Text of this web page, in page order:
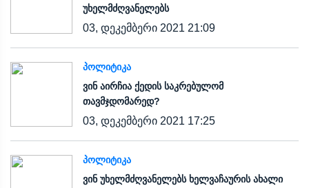
უხელმძღვანელებს
03, დეკემბერი 2021 21:09
ᲞᲝᲚᲘᲢᲘᲙᲐ
ვინ აირჩია ქედის საკრებულომ
თავმჯდომარედ?
03, დეკემბერი 2021 17:25
ᲞᲝᲚᲘᲢᲘᲙᲐ
ვინ უხელმძღვანელებს ხელვაჩაურის ახალი